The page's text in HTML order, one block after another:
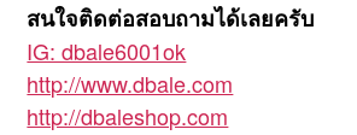
สนใจติดต่อสอบถามได้เลยครับ
IG: dbale6001ok
http://www.dbale.com
http://dbaleshop.com